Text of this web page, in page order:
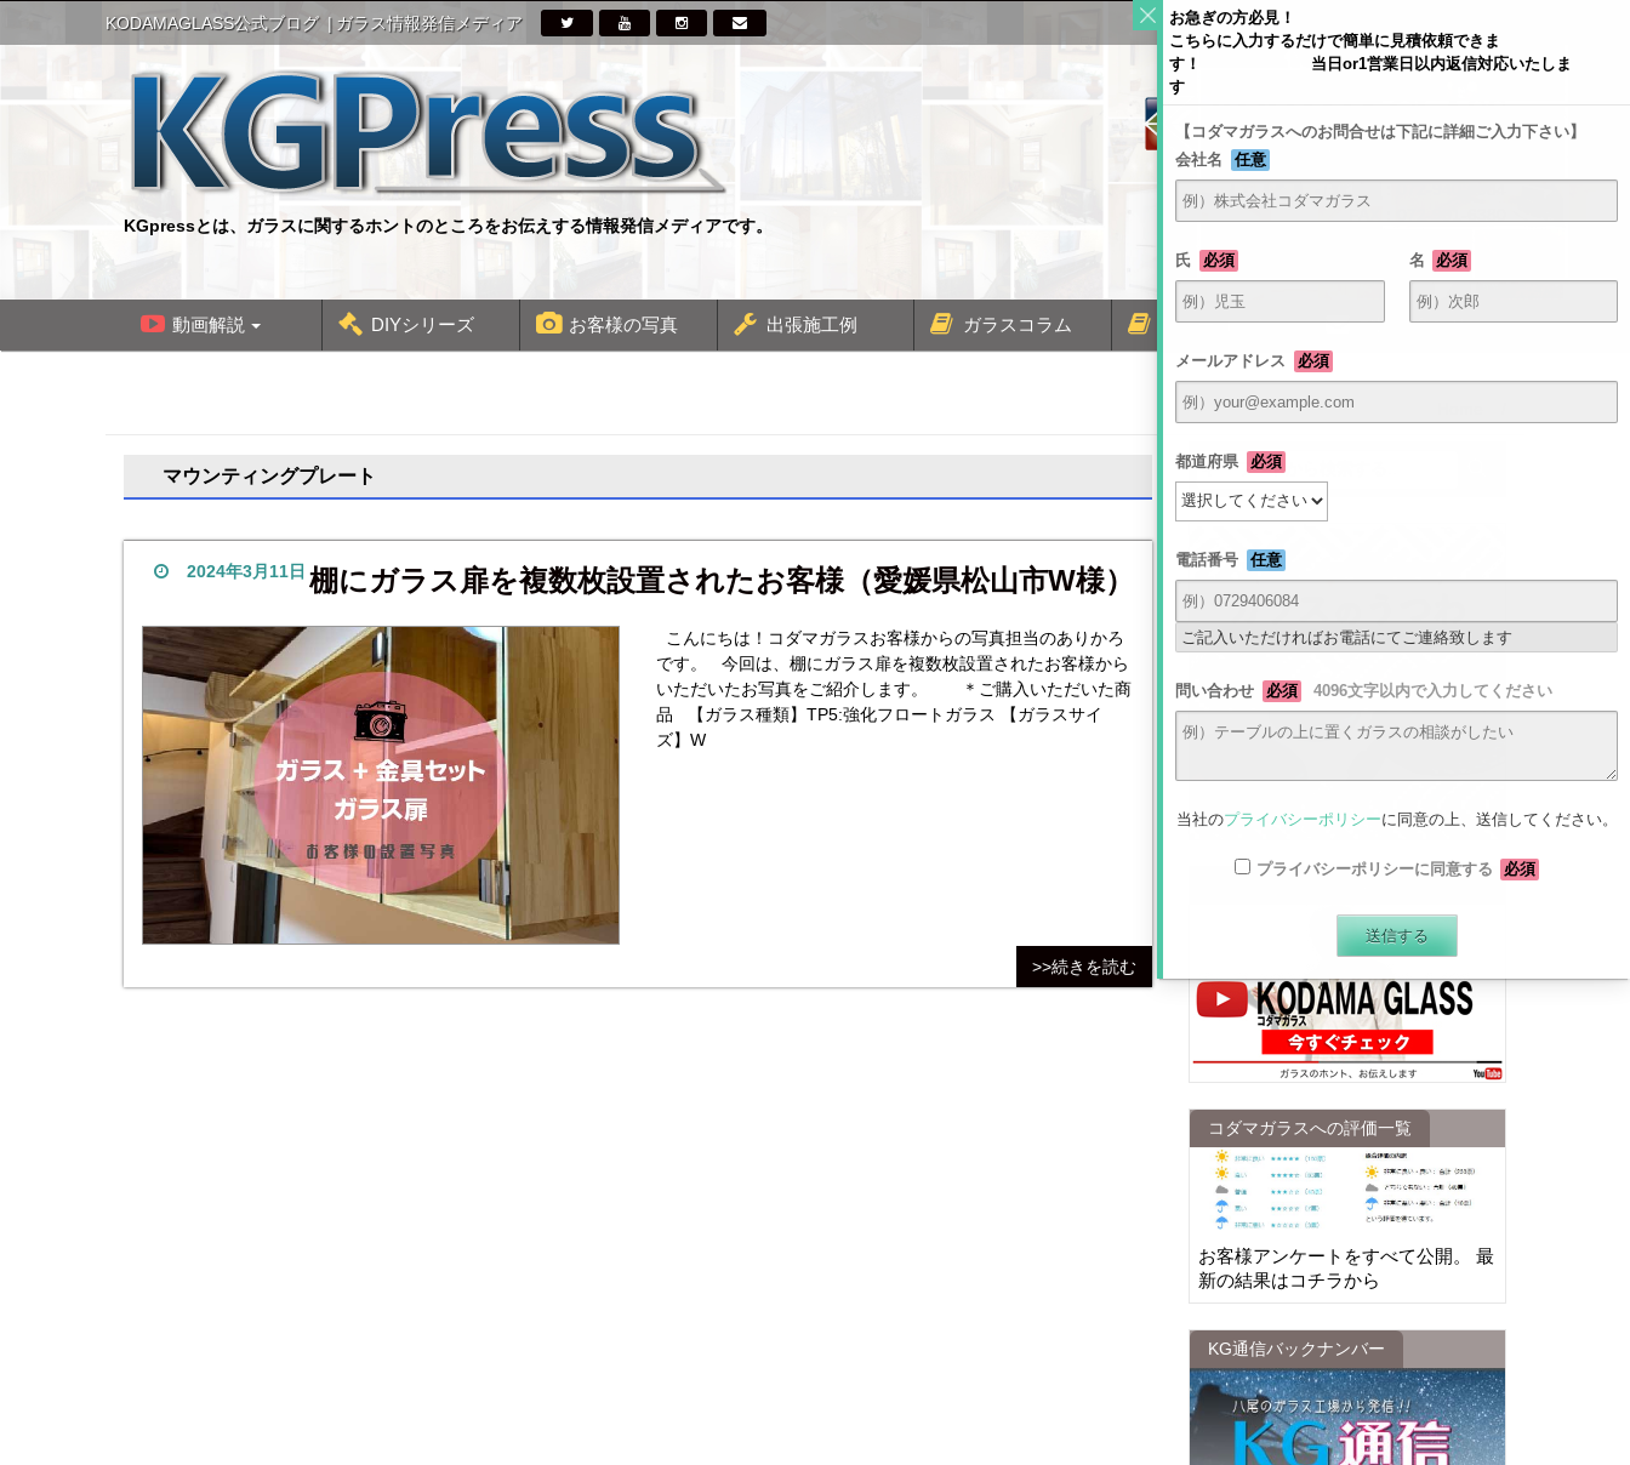
KODAMAGLASS公式ブログ ガラス情報発信メディア
〒581-0054 大阪府八尾市南亀井町4-1-2
KGpressとは、ガラスに関するホントのところをお伝えする情報発信メディアです。
動画解説 DIYシリーズ お客様の写真 出張施工例 ガラスコラム ミラーコラム お問い合わせ
マウンティングプレート
2024年3月11日 棚にガラス扉を複数枚設置されたお客様（愛媛県松山市W様）
こんにちは！コダマガラスお客様からの写真担当のありかろ
です。 今回は、棚にガラス扉を複数枚設置されたお客様から
いただいたお写真をご紹介します。 ＊ご購入いただいた商
品 【ガラス種類】TP5:強化フロートガラス 【ガラスサイ
ズ】W
>>続きを読む
コダマガラスへの評価一覧
お客様アンケートをすべて公開。 最
新の結果はコチラから
KG通信バックナンバー
お急ぎの方必見！
こちらに入力するだけで簡単に見積依頼できま
す！ 当日or1営業日以内返信対応いたしま
す
【コダマガラスへのお問合せは下記に詳細ご入力下さい】
会社名
任意
氏 必須 名 必須
メールアドレス 必須
都道府県 必須
電話番号 任意
ご記入いただければお電話にてご連絡致します
問い合わせ 必須 4096文字以内で入力してください
当社のプライバシーポリシーに同意の上、送信してください。
プライバシーポリシーに同意する 必須